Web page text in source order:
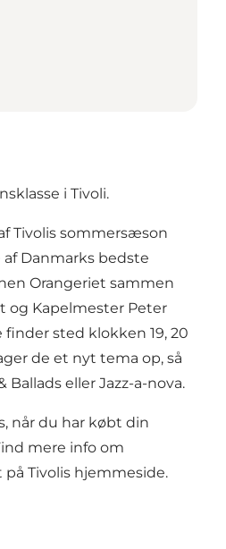
i Tivoli.
Tivolis sommersæson
Danmarks bedste
Orangeriet sammen
og Kapelmester Peter
sted klokken 19, 20
de et nyt tema op, så
Ballads eller Jazz-a-nova.
når du har købt din
mere info om
på Tivolis hjemmeside.